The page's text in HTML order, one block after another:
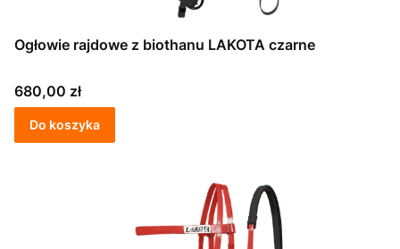
Ogłowie rajdowe z biothanu LAKOTA czarne
Cena
680,00 zł
Do koszyka